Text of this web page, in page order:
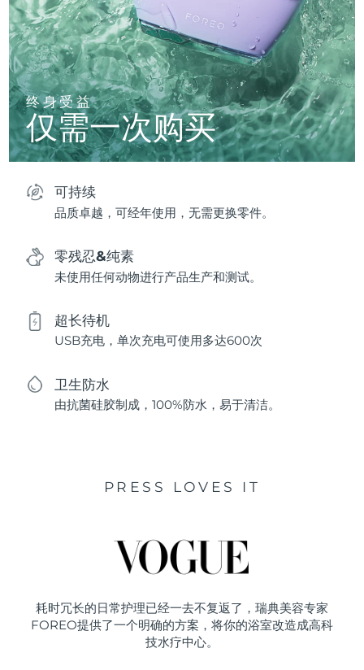
终身受益
仅需一次购买
可持续
品质卓越，可经年使用，无需更换零件。
零残忍&纯素
未使用任何动物进行产品生产和测试。
超长待机
USB充电，单次充电可使用多达600次
卫生防水
由抗菌硅胶制成，100%防水，易于清洁。
PRESS LOVES IT
耗时冗长的日常护理已经一去不复返了，瑞典美容专家
FOREO提供了一个明确的方案，将你的浴室改造成高科
技水疗中心。